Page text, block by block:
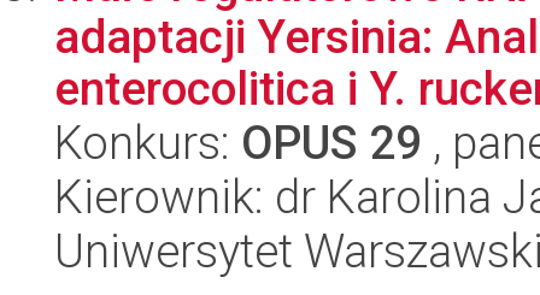
adaptacji Yersinia:
enterocolitica i Y.
Konkurs: OPUS 29 ,
Kierownik: dr Karolina
Uniwersytet